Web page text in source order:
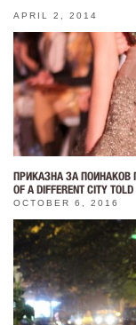
APRIL 2, 2014
ПРИКАЗНА ЗА ПОИНАКОВ
OF A DIFFERENT CITY
OCTOBER 6, 2016